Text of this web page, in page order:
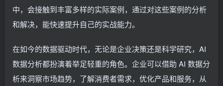
中，会接触到丰富多样的实际案例，通过对这些案例的分析
和解决，能快速提升自己的实战能力。
在如今的数据驱动时代，无论是企业决策还是科学研究，AI
数据分析都扮演着举足轻重的角色。企业可以借助 AI 数据分
析来洞察市场趋势，了解消费者需求，优化产品和服务，从